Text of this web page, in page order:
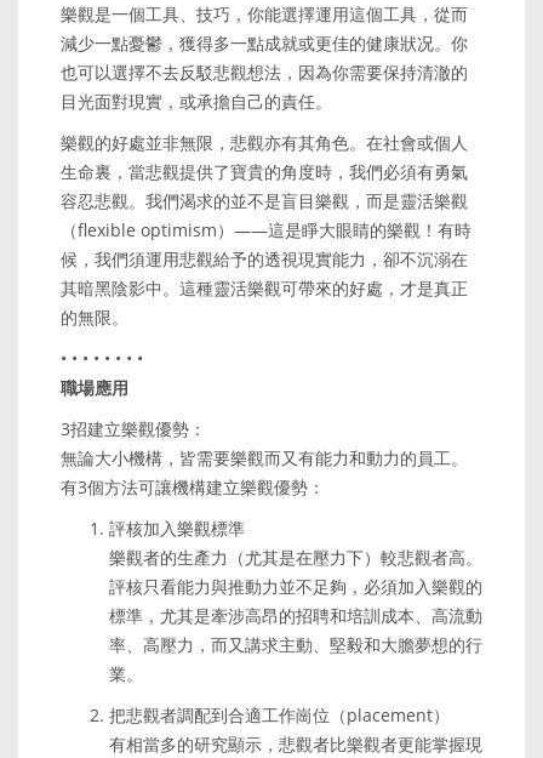
樂觀是一個工具、技巧，你能選擇運用這個工具，從而
減少一點憂鬱，獲得多一點成就或更佳的健康狀况。你
也可以選擇不去反駁悲觀想法，因為你需要保持清澈的
目光面對現實，或承擔自己的責任。
樂觀的好處並非無限，悲觀亦有其角色。在社會或個人
生命裏，當悲觀提供了寶貴的角度時，我們必須有勇氣
容忍悲觀。我們渴求的並不是盲目樂觀，而是靈活樂觀
（flexible optimism）——這是睜大眼睛的樂觀！有時
候，我們須運用悲觀給予的透視現實能力，卻不沉溺在
其暗黑陰影中。這種靈活樂觀可帶來的好處，才是真正
的無限。
• • • • • • • •
職場應用
3招建立樂觀優勢：
無論大小機構，皆需要樂觀而又有能力和動力的員工。
有3個方法可讓機構建立樂觀優勢：
評核加入樂觀標準
樂觀者的生產力（尤其是在壓力下）較悲觀者高。
評核只看能力與推動力並不足夠，必須加入樂觀的
標準，尤其是牽涉高昂的招聘和培訓成本、高流動
率、高壓力，而又講求主動、堅毅和大膽夢想的行
業。
把悲觀者調配到合適工作崗位（placement）
有相當多的研究顯示，悲觀者比樂觀者更能掌握現